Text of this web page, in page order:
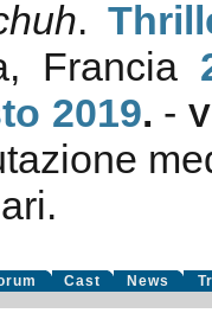
.
Francia
2019. -
Cast News